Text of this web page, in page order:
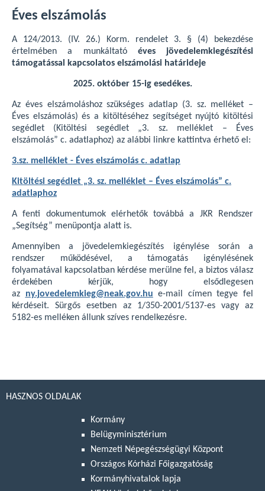
Éves elszámolás
A 124/2013. (IV. 26.) Korm. rendelet 3. § (4) bekezdése
értelmében a munkáltatóéves jövedelemkiegészítési
támogatással kapcsolatos elszámolási határideje
2025. október 15-ig esedékes.
Az éves elszámoláshoz szükséges adatlap (3. sz. melléket –
Éves elszámolás) és a kitöltéséhez segítséget nyújtó kitöltési
segédlet (Kitöltési segédlet „3. sz. melléklet – Éves
elszámolás” c. adatlaphoz) az alábbi linkre kattintva érhető el:
3.sz. melléklet - Éves elszámolás c. adatlap
Kitöltési segédlet „3. sz. melléklet – Éves elszámolás” c.
adatlaphoz
A fenti dokumentumok elérhetők továbbá a JKR Rendszer
„Segítség” menüpontja alatt is.
Amennyiben a jövedelemkiegészítés igénylése során a
rendszer működésével, a támogatás igénylésének
folyamatával kapcsolatban kérdése merülne fel, a biztos válasz
érdekében kérjük, hogy elsődlegesen
az ny.jovedelemkieg@neak.gov.hu e-mail címen tegye fel
kérdéseit. Sürgős esetben az 1/350-2001/5137-es vagy az
5182-es melléken állunk szíves rendelkezésre.
HASZNOS OLDALAK
Kormány
Belügyminisztérium
Nemzeti Népegészségügyi Központ
Országos Kórházi Főigazgatóság
Kormányhivatalok lapja